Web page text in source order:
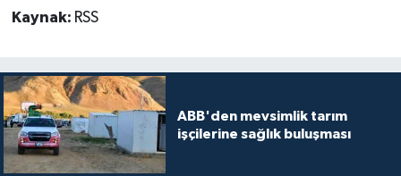
Kaynak: RSS
ABB'den mevsimlik tarım
işçilerine sağlık buluşması